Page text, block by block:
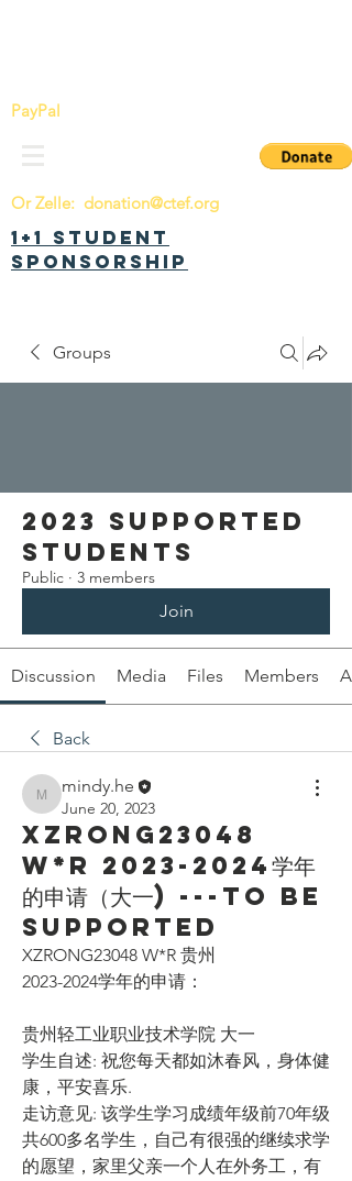
PayPal
Or Zelle: donation@ctef.org
1+1 Student
Sponsorship
Groups
2023 Supported
Students
Public · 3 members
Join
Discussion Media Files Members
Back
mindy.he
mindy.he
June 20, 2023
XZRONG23048
W*R 2023-2024学年
的申请（大一) ---To be
supported
XZRONG23048 W*R 贵州
2023-2024学年的申请：
贵州轻工业职业技术学院 大一
学生自述: 祝您每天都如沐春风，身体健
康，平安喜乐.
走访意见: 该学生学习成绩年级前70年级
共600多名学生，自己有很强的继续求学
的愿望，家里父亲一个人在外务工，有